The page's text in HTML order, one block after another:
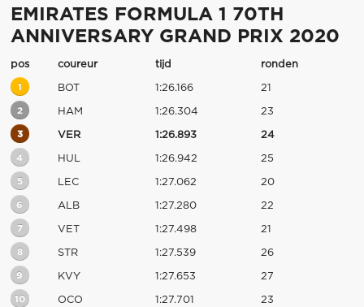
EMIRATES FORMULA 1 70TH
ANNIVERSARY GRAND PRIX 2020
pos coureur tijd ronden
1 BOT 1:26.166 21
2 HAM 1:26.304 23
3 VER 1:26.893 24
4 HUL 1:26.942 25
5 LEC 1:27.062 20
6 ALB 1:27.280 22
7 VET 1:27.498 21
8 STR 1:27.539 26
9 KVY 1:27.653 27
10 OCO 1:27.701 23